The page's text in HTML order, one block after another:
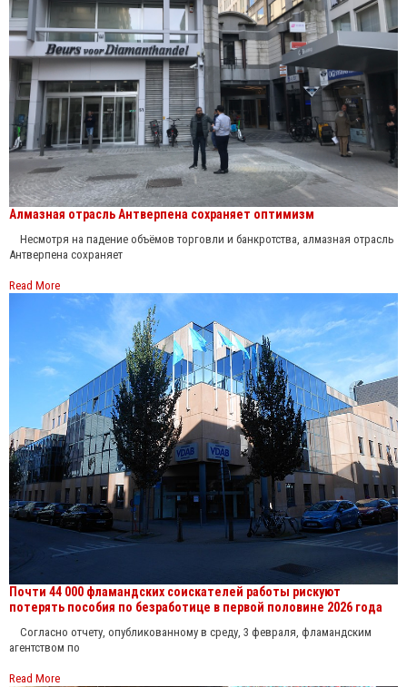
Алмазная отрасль Антверпена сохраняет оптимизм
Несмотря на падение объёмов торговли и банкротства, алмазная отрасль
Антверпена сохраняет
Read More
Почти 44 000 фламандских соискателей работы рискуют
потерять пособия по безработице в первой половине 2026 года
Согласно отчету, опубликованному в среду, 3 февраля, фламандским
агентством по
Read More